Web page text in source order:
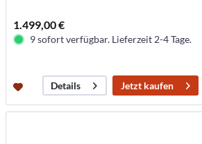
1.499,00 €
9 sofort verfügbar. Lieferzeit 2-4 Tage.
Details Jetzt kaufen